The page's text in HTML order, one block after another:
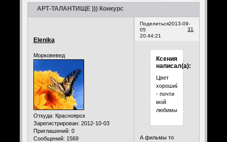
АРТ-ТАЛАНТИЩЕ ))) Конкурс
Поделиться
31
2013-09-
05
20:44:21
Elenika
Морковевед
Откуда: Красноярск
Зарегистрирован: 2012-10-03
Приглашений: 0
Сообщений: 1569
Ксения
написал(а):
Цвет
хороший
- почти
мой
любимый)))
А фильмы то